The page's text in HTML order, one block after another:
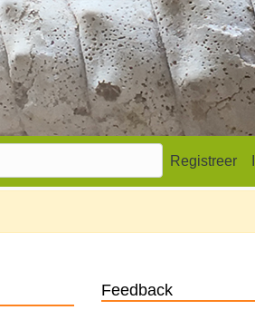
Registreer
Feedback